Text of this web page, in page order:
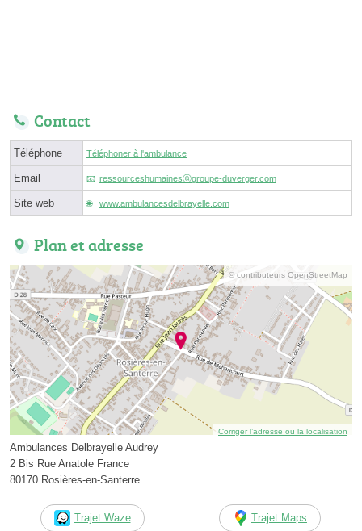
Contact
Téléphone Téléphoner à l'ambulance
Email ressourceshumainesⓐgroupe-duverger.com
Site web www.ambulancesdelbrayelle.com
Plan et adresse
© contributeurs OpenStreetMap
Corriger l’adresse ou la localisation
Ambulances Delbrayelle Audrey
2 Bis Rue Anatole France
80170 Rosières-en-Santerre
Trajet Waze Trajet Maps